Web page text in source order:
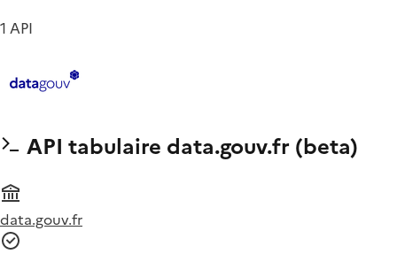
1 API
API tabulaire data.gouv.fr (beta)
data.gouv.fr